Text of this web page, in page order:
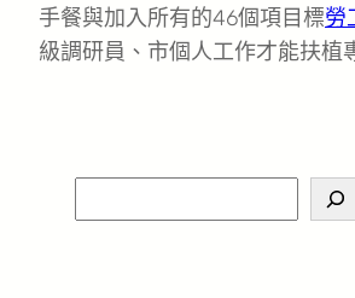
手餐與加入所有的46個項目標勞
級調研員、市個人工作才能扶植
e